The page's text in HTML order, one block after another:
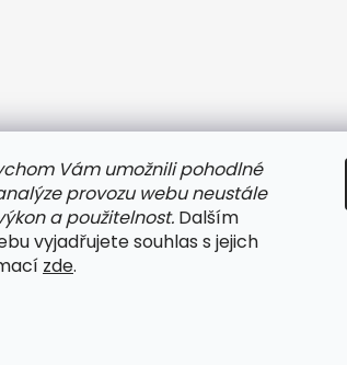
Vám umožnili pohodlné
provozu webu neustále
a použitelnost. Dalším
vyjadřujete souhlas s jejich
zde.
vyhrazena.